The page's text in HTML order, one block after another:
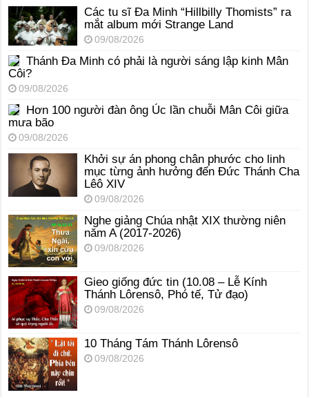
Các tu sĩ Đa Minh “Hillbilly Thomists” ra
mắt album mới Strange Land
09/08/2026
Thánh Đa Minh có phải là người sáng lập kinh Mân
Côi?
09/08/2026
Hơn 100 người đàn ông Úc lần chuỗi Mân Côi giữa
mưa bão
09/08/2026
Khởi sự án phong chân phước cho linh
mục từng ảnh hưởng đến Đức Thánh Cha
Lêô XIV
09/08/2026
Nghe giảng Chúa nhật XIX thường niên
năm A (2017-2026)
09/08/2026
Gieo giống đức tin (10.08 – Lễ Kính
Thánh Lôrensô, Phó tế, Tử đạo)
09/08/2026
10 Tháng Tám Thánh Lôrensô
09/08/2026